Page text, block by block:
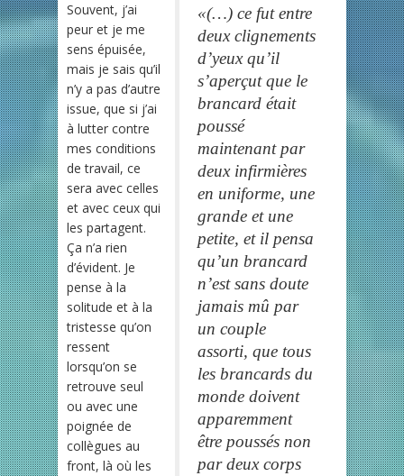
«(…) ce fut entre
deux clignements
d’yeux qu’il
s’aperçut que le
brancard était
poussé
maintenant par
deux infirmières
en uniforme, une
grande et une
petite, et il pensa
qu’un brancard
n’est sans doute
jamais mû par
un couple
assorti, que tous
les brancards du
monde doivent
apparemment
être poussés non
par deux corps
Souvent, j’ai
peur et je me
sens épuisée,
mais je sais qu’il
n’y a pas d’autre
issue, que si j’ai
à lutter contre
mes conditions
de travail, ce
sera avec celles
et avec ceux qui
les partagent.
Ça n’a rien
d’évident. Je
pense à la
solitude et à la
tristesse qu’on
ressent
lorsqu’on se
retrouve seul
ou avec une
poignée de
collègues au
front, là où les